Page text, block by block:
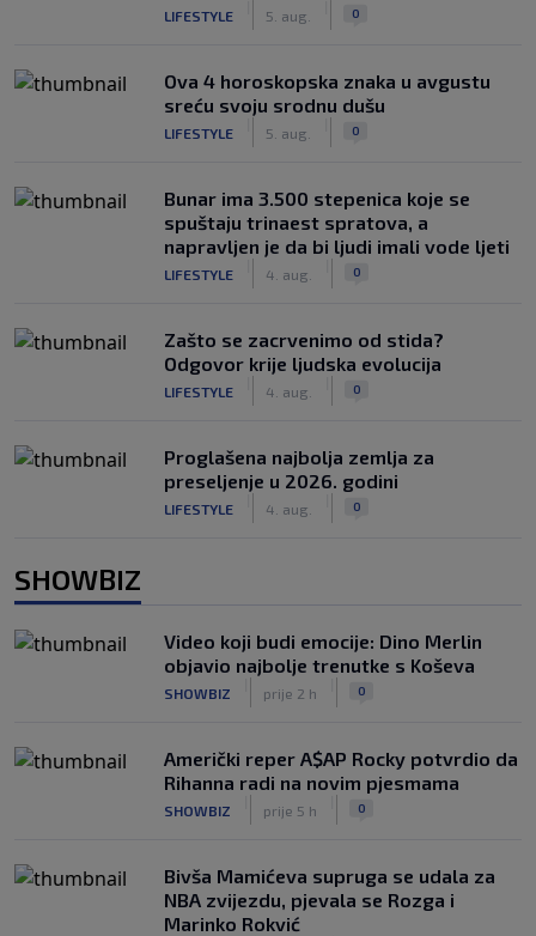
LIFESTYLE 5. aug. 0
Ova 4 horoskopska znaka u avgustu
sreću svoju srodnu dušu
LIFESTYLE 5. aug. 0
Bunar imа 3.500 stepenica koje se
spuštaju trinaest spratova, a
napravljen je da bi ljudi imali vode ljeti
LIFESTYLE 4. aug. 0
Zašto se zacrvenimo od stida?
Odgovor krije ljudska evolucija
LIFESTYLE 4. aug. 0
Proglašena najbolja zemlja za
preseljenje u 2026. godini
LIFESTYLE 4. aug. 0
SHOWBIZ
Video koji budi emocije: Dino Merlin
objavio najbolje trenutke s Koševa
SHOWBIZ prije 2 h 0
Američki reper A$AP Rocky potvrdio da
Rihanna radi na novim pjesmama
SHOWBIZ prije 5 h 0
Bivša Mamićeva supruga se udala za
NBA zvijezdu, pjevala se Rozga i
Marinko Rokvić